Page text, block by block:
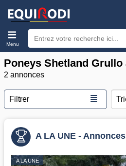
Menu
Poneys Shetland Grullo
2 annonces
Filtrer ≣
A LA UNE -
A LA UNE